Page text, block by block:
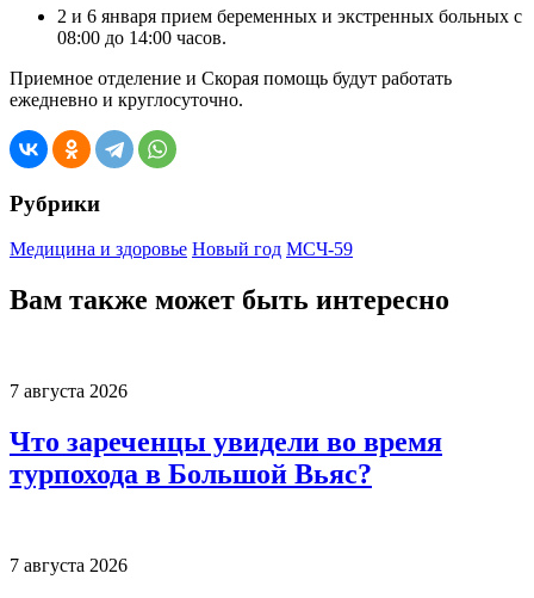
2 и 6 января прием беременных и экстренных больных с
08:00 до 14:00 часов.
Приемное отделение и Скорая помощь будут работать
ежедневно и круглосуточно.
Рубрики
Медицина и здоровье Новый год МСЧ-59
Вам также может быть интересно
7 августа 2026
Что зареченцы увидели во время
турпохода в Большой Вьяс?
7 августа 2026